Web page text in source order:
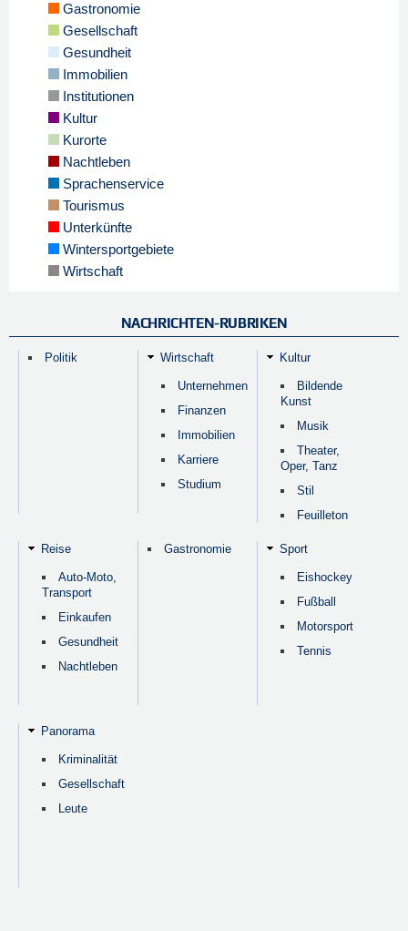
Gastronomie
Gesellschaft
Gesundheit
Immobilien
Institutionen
Kultur
Kurorte
Nachtleben
Sprachenservice
Tourismus
Unterkünfte
Wintersportgebiete
Wirtschaft
NACHRICHTEN-RUBRIKEN
Politik Wirtschaft
Unternehmen
Finanzen
Immobilien
Karriere
Studium
Kultur
Bildende
Kunst
Musik
Theater,
Oper, Tanz
Stil
Feuilleton
Reise
Auto-Moto,
Transport
Einkaufen
Gesundheit
Nachtleben
Gastronomie Sport
Eishockey
Fußball
Motorsport
Tennis
Panorama
Kriminalität
Gesellschaft
Leute